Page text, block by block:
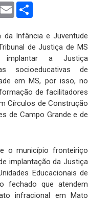
Email
da Infância e Juventude
de Justiça de MS
implantar a Justiça
socioeducativas de
em MS, por isso, no
de facilitadores
Círculos de Construção
de Campo Grande e de
o município fronteiriço
implantação da Justiça
Educacionais de
fechado que atendem
infracional em Mato